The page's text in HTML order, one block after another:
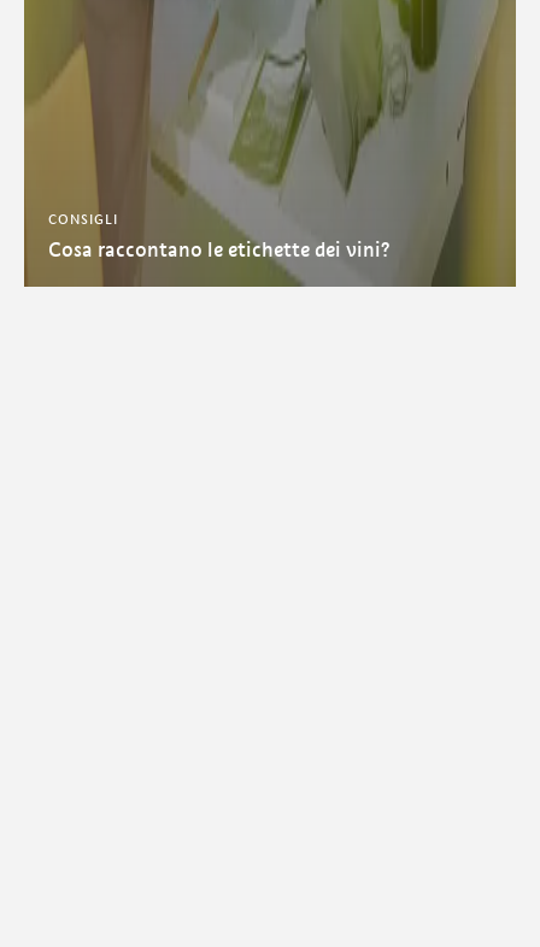
CONSIGLI
Cosa raccontano le etichette dei vini?